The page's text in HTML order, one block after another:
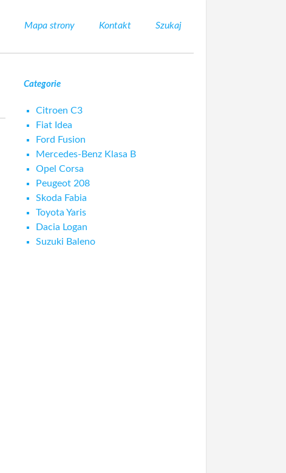
Mapa strony Kontakt Szukaj
Categorie
Citroen C3
Fiat Idea
Ford Fusion
Mercedes-Benz Klasa B
Opel Corsa
Peugeot 208
Skoda Fabia
Toyota Yaris
Dacia Logan
Suzuki Baleno